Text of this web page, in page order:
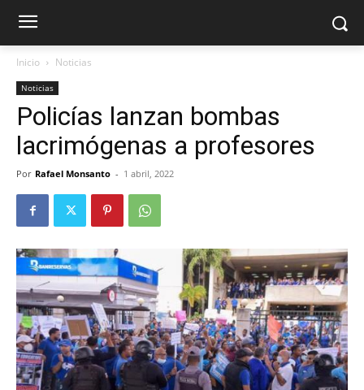
Inicio Noticias
Noticias
Policías lanzan bombas
lacrimógenas a profesores
Por Rafael Monsanto - 1 abril, 2022